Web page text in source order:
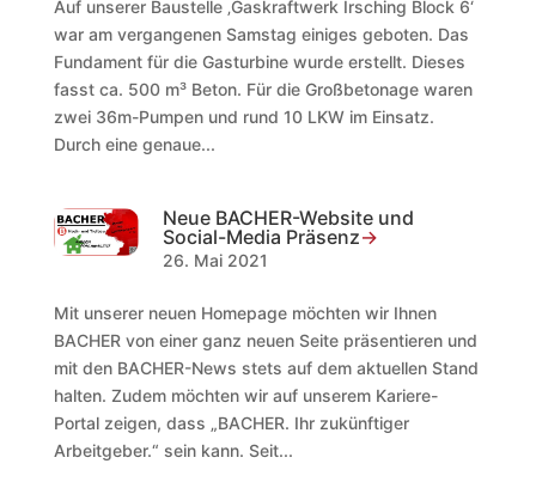
Auf unserer Baustelle ‚Gaskraftwerk Irsching Block 6‘
war am vergangenen Samstag einiges geboten. Das
Fundament für die Gasturbine wurde erstellt. Dieses
fasst ca. 500 m³ Beton. Für die Großbetonage waren
zwei 36m-Pumpen und rund 10 LKW im Einsatz.
Durch eine genaue...
Neue BACHER-Website und
Social-Media Präsenz
26. Mai 2021
Mit unserer neuen Homepage möchten wir Ihnen
BACHER von einer ganz neuen Seite präsentieren und
mit den BACHER-News stets auf dem aktuellen Stand
halten. Zudem möchten wir auf unserem Kariere-
Portal zeigen, dass „BACHER. Ihr zukünftiger
Arbeitgeber.“ sein kann. Seit...